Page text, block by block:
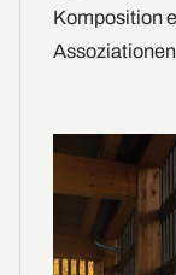
Komposition